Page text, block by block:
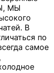
МЫ
В
по
самое